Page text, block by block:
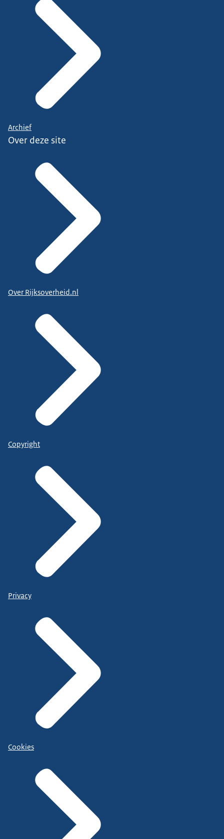
Archief
Over deze site
Over Rijksoverheid.nl
Copyright
Privacy
Cookies